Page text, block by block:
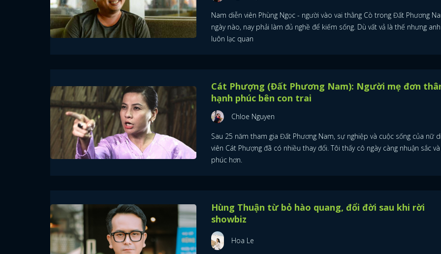
Nam diễn viên Phùng Ngọc - người vào vai thằng Cò trong Đất Phương
ngày nào, nay phải làm đủ nghề để kiếm sống. Dù vất vả là thế nhưng anh
luôn lạc quan
Cát Phượng (Đất Phương Nam): Người mẹ đơn
hạnh phúc bên con trai
Chloe Nguyen
Sau 25 năm tham gia Đất Phương Nam, sự nghiệp và cuộc sống của nữ
viên Cát Phượng đã có nhiều thay đổi. Tôi thấy cô ngày càng nhuận sắc
phúc hơn.
Hùng Thuận từ bỏ hào quang, đổi đời sau khi rời
showbiz
Hoa Le